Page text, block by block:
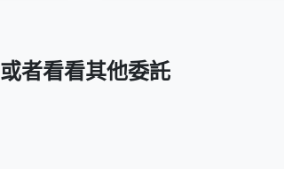
或者看看其他委託